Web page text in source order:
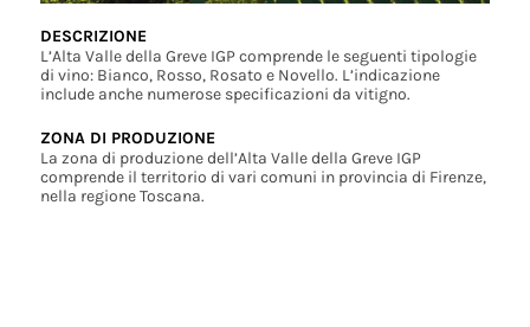
DESCRIZIONE
L’Alta Valle della Greve IGP comprende le seguenti tipologie
di vino: Bianco, Rosso, Rosato e Novello. L’indicazione
include anche numerose specificazioni da vitigno.
ZONA DI PRODUZIONE
La zona di produzione dell’Alta Valle della Greve IGP
comprende il territorio di vari comuni in provincia di Firenze,
nella regione Toscana.